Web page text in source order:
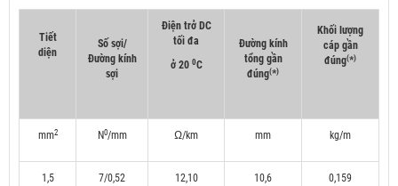
Tiết
diện
Số sợi/
Đường kính
sợi
Điện trở DC
tối đa
ở 20 0C
Đường kính
tổng gần
đúng(*)
Khối lượng
cáp gần
đúng(*)
mm2 N0/mm Ω/km mm kg/m
1,5 7/0,52 12,10 10,6 0,159